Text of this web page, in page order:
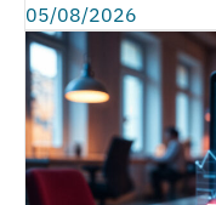
05/08/2026